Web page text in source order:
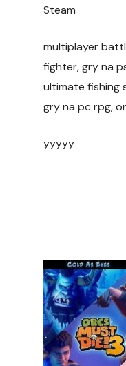
Steam
multiplayer
fighter, gry na
ultimate fishing
gry na pc rpg,
yyyyy